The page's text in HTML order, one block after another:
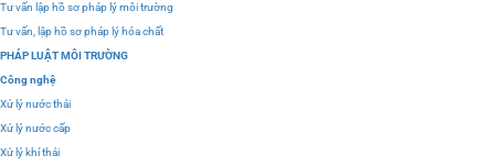
Tư vấn lập hồ sơ pháp lý môi trường
Tư vấn, lập hồ sơ pháp lý hóa chất
PHÁP LUẬT MÔI TRƯỜNG
Công nghệ
Xử lý nước thải
Xử lý nước cấp
Xử lý khí thải